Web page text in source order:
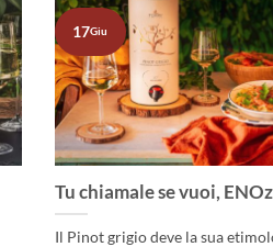
Tu chiamale se vuoi,
Il Pinot grigio deve la sua
17Giu